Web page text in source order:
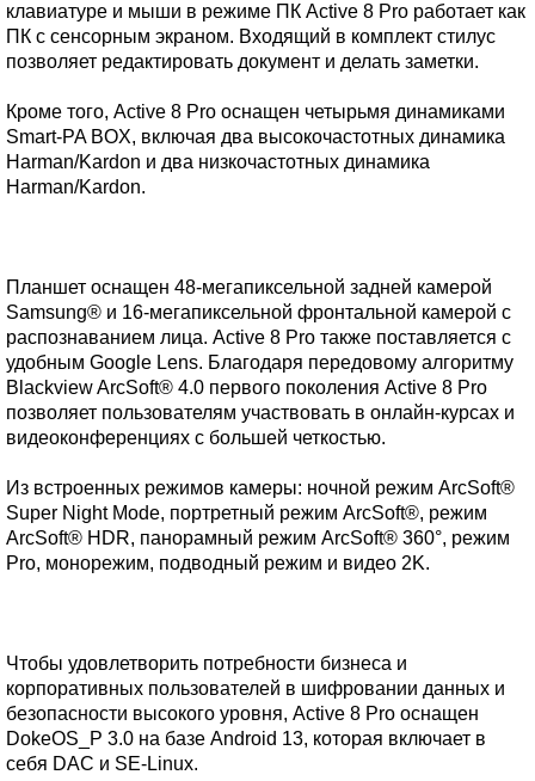
клавиатуре и мыши в режиме ПК Active 8 Pro работает как
ПК с сенсорным экраном. Входящий в комплект стилус
позволяет редактировать документ и делать заметки.
Кроме того, Active 8 Pro оснащен четырьмя динамиками
Smart-PA BOX, включая два высокочастотных динамика
Harman/Kardon и два низкочастотных динамика
Harman/Kardon.
Планшет оснащен 48-мегапиксельной задней камерой
Samsung® и 16-мегапиксельной фронтальной камерой с
распознаванием лица. Active 8 Pro также поставляется с
удобным Google Lens. Благодаря передовому алгоритму
Blackview ArcSoft® 4.0 первого поколения Active 8 Pro
позволяет пользователям участвовать в онлайн-курсах и
видеоконференциях с большей четкостью.
Из встроенных режимов камеры: ночной режим ArcSoft®
Super Night Mode, портретный режим ArcSoft®, режим
ArcSoft® HDR, панорамный режим ArcSoft® 360°, режим
Pro, монорежим, подводный режим и видео 2K.
Чтобы удовлетворить потребности бизнеса и
корпоративных пользователей в шифровании данных и
безопасности высокого уровня, Active 8 Pro оснащен
DokeOS_P 3.0 на базе Android 13, которая включает в
себя DAC и SE-Linux.